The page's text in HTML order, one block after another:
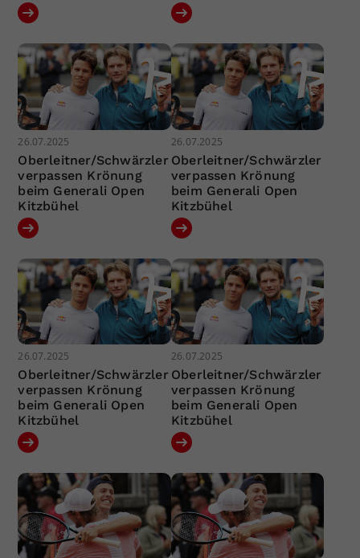
26.07.2025
Oberleitner/Schwärzler
verpassen Krönung
beim Generali Open
Kitzbühel
26.07.2025
Oberleitner/Schwärzler
verpassen Krönung
beim Generali Open
Kitzbühel
26.07.2025
Oberleitner/Schwärzler
verpassen Krönung
beim Generali Open
Kitzbühel
26.07.2025
Oberleitner/Schwärzler
verpassen Krönung
beim Generali Open
Kitzbühel